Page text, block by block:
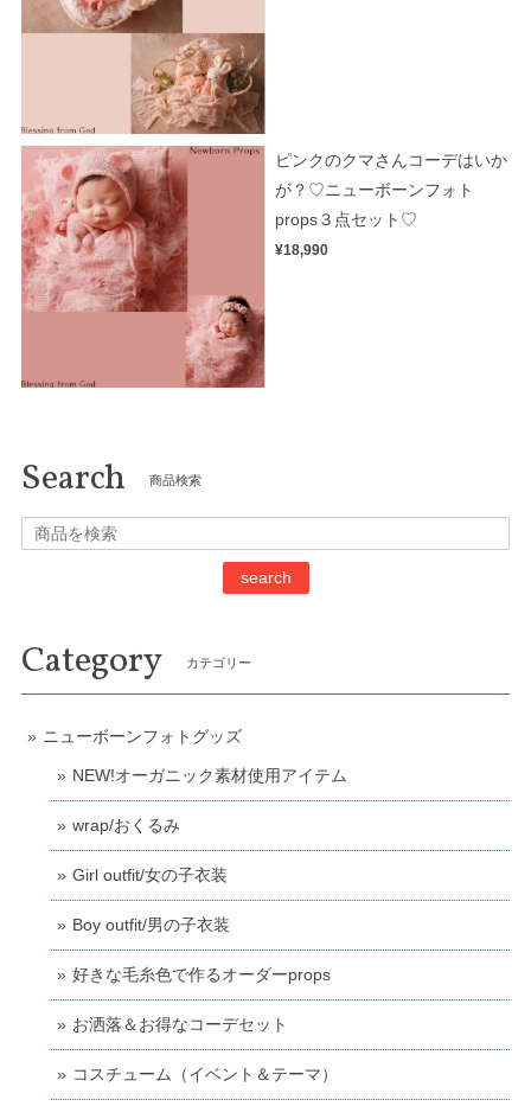
ピンクのクマさんコーデはいか
が？♡ニューボーンフォト
props３点セット♡
¥18,990
Search 商品検索
search
Category カテゴリー
ニューボーンフォトグッズ
NEW!オーガニック素材使用アイテム
wrap/おくるみ
Girl outfit/女の子衣装
Boy outfit/男の子衣装
好きな毛糸色で作るオーダーprops
お洒落＆お得なコーデセット
コスチューム（イベント＆テーマ）